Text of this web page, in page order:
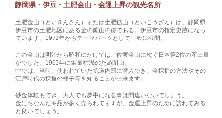
静岡県・伊豆・土肥金山・金運上昇の観光名所
土肥金山（といきんざん）または土肥鉱山（といこうざん）は、静岡県
伊豆市の土肥地区­­­­にある金の鉱山の跡である。伊豆市の指定史跡になっ
ています。1972年からテ­ーマ­パ­ー­クとして一般に公開。
この金山は明治から昭和にかけては、佐渡金山に次ぐ日本第2位の産出量
がでした。19­­­­65年に鉱量枯渇のため閉山。
中では、当時、使われていた坑道内部に潜入でき、金採掘の方法やその
江戸時代の採掘の­様子等を知ることが出来ます。
砂金体験もでき、大人でも夢中になる事は間違いないでしょう。
金にちなんだ商品が多く売られてますが、金運上昇のために訪れてみる
と良いでしょう。